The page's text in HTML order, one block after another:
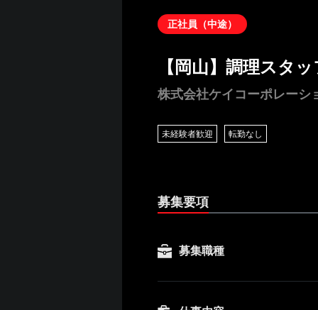
正社員（中途）
【岡山】調理スタ
株式会社ケイコーポレーシ
未経験者歓迎 転勤なし
募集要項
募集職種